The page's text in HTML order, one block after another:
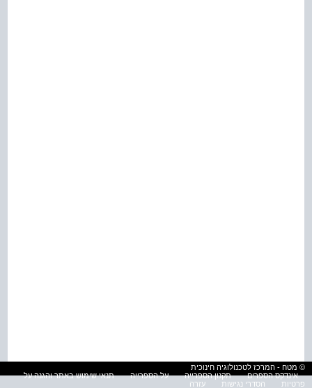
© מטח - המרכז לטכנולוגיה חינוכית
אינדקס הספרים
תקנון הספרייה על הספרייה
תנאי שימוש באתר והגנה על
פרטיות
הסדרי נגישות עזרה